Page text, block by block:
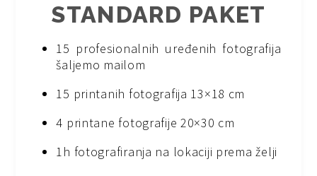
STANDARD PAKET
15 profesionalnih uređenih fotografija
šaljemo mailom
15 printanih fotografija 13×18 cm
4 printane fotografije 20×30 cm
1h fotografiranja na lokaciji prema želji